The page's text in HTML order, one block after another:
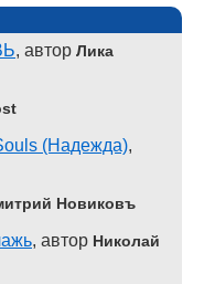
, автор Лика
(Надежда),
Новиковъ
, автор Николай